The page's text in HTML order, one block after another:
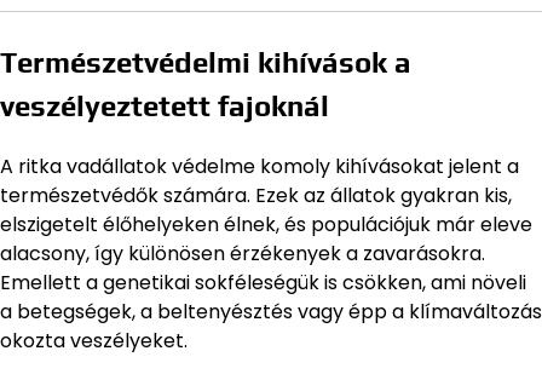
Természetvédelmi kihívások a
veszélyeztetett fajoknál
A ritka vadállatok védelme komoly kihívásokat jelent a
természetvédők számára. Ezek az állatok gyakran kis,
elszigetelt élőhelyeken élnek, és populációjuk már eleve
alacsony, így különösen érzékenyek a zavarásokra.
Emellett a genetikai sokféleségük is csökken, ami növeli
a betegségek, a beltenyésztés vagy épp a klímaváltozás
okozta veszélyeket.